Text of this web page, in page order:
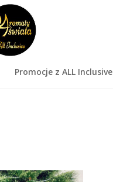
Promocje z ALL Inclusive